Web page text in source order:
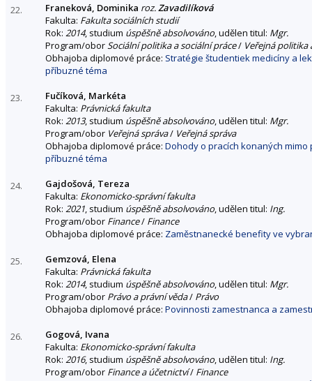
22. Franeková, Dominika roz.Zavadilíková
Fakulta: Fakulta sociálních studií
Rok: 2014, studium úspěšně absolvováno, udělen titul: Mgr.
Program/oborSociální politika a sociální práce/ Veřejná politika
Obhajoba diplomové práce: Stratégie študentiek medicíny a
příbuzné téma
23.
Fučíková, Markéta
Fakulta: Právnická fakulta
Rok: 2013, studium úspěšně absolvováno, udělen titul: Mgr.
Program/obor Veřejná správa/ Veřejná správa
Obhajoba diplomové práce: Dohody o pracích konaných
příbuzné téma
24.
Gajdošová, Tereza
Fakulta: Ekonomicko-správní fakulta
Rok: 2021, studium úspěšně absolvováno, udělen titul: Ing.
Program/obor Finance/ Finance
Obhajoba diplomové práce: Zaměstnanecké benefity ve
25.
Gemzová, Elena
Fakulta: Právnická fakulta
Rok: 2014, studium úspěšně absolvováno, udělen titul: Mgr.
Program/obor Právo a právní věda/ Právo
Obhajoba diplomové práce: Povinnosti zamestnanca a
26.
Gogová, Ivana
Fakulta: Ekonomicko-správní fakulta
Rok: 2016, studium úspěšně absolvováno, udělen titul: Ing.
Program/obor Finance a účetnictví/ Finance